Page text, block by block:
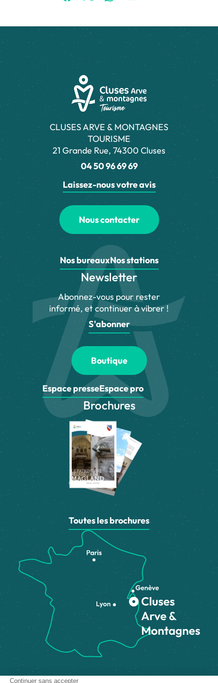
Partager sur Facebook (nouvelle fenêtre)
Partager sur X / Twitter (nouvelle
Partager sur WhatsApp
Partager par mail
CLUSES ARVE & MONTAGNES
TOURISME
21 Grande Rue, 74300 Cluses
04 50 96 69 69
Laissez-nous votre avis
Nous contacter
Nos bureauxNos stations
Newsletter
Abonnez-vous pour rester
informé, et continuer à vibrer !
S'abonner
Boutique
Espace presseEspace pro
Brochures
Toutes les brochures